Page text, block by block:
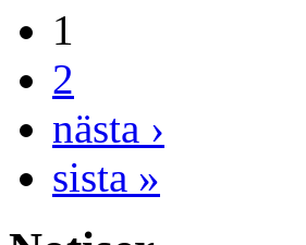
1
2
nästa ›
sista »